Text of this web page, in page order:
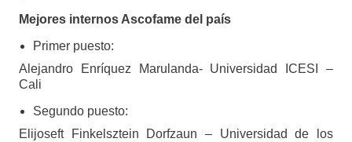
Mejores internos Ascofame del país
Primer puesto:
Alejandro Enríquez Marulanda- Universidad ICESI –
Cali
Segundo puesto:
Elijoseft Finkelsztein Dorfzaun – Universidad de los